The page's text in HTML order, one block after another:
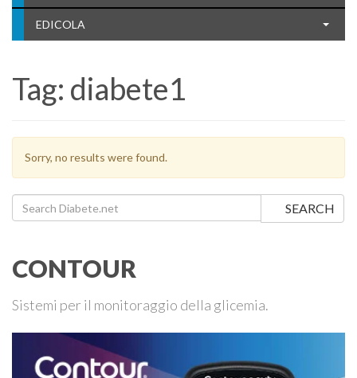
EDICOLA
Tag: diabete1
Sorry, no results were found.
Search for: SEARCH
CONTOUR
Sistemi per il monitoraggio della glicemia.